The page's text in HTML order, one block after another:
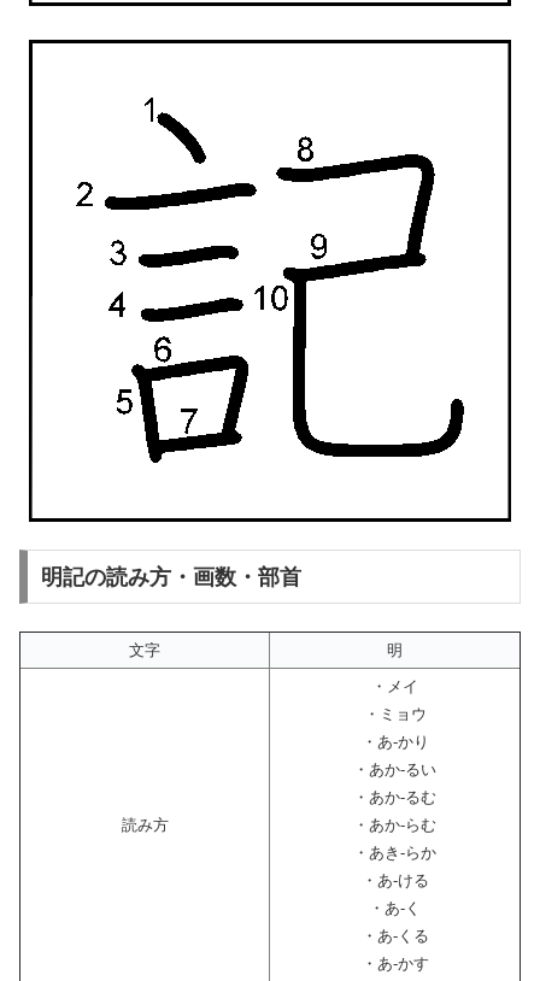
明記の読み方・画数・部首
文字 明
読み方
・メイ
・ミョウ
・あ-かり
・あか-るい
・あか-るむ
・あか-らむ
・あき-らか
・あ-ける
・あ-く
・あ-くる
・あ-かす